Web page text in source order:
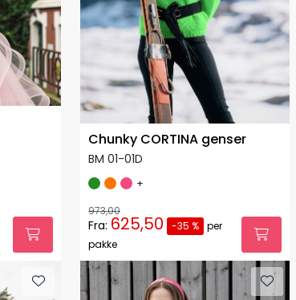
Chunky CORTINA genser
BM 01-01D
+
973,00
Fra: 625,50 -35 % per
pakke